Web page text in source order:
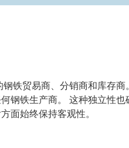
铁贸易商、分销商和库存商
钢铁生产商。 这种独立性
面始终保持客观性。